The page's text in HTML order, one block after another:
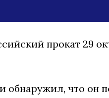
прокат 29
что он